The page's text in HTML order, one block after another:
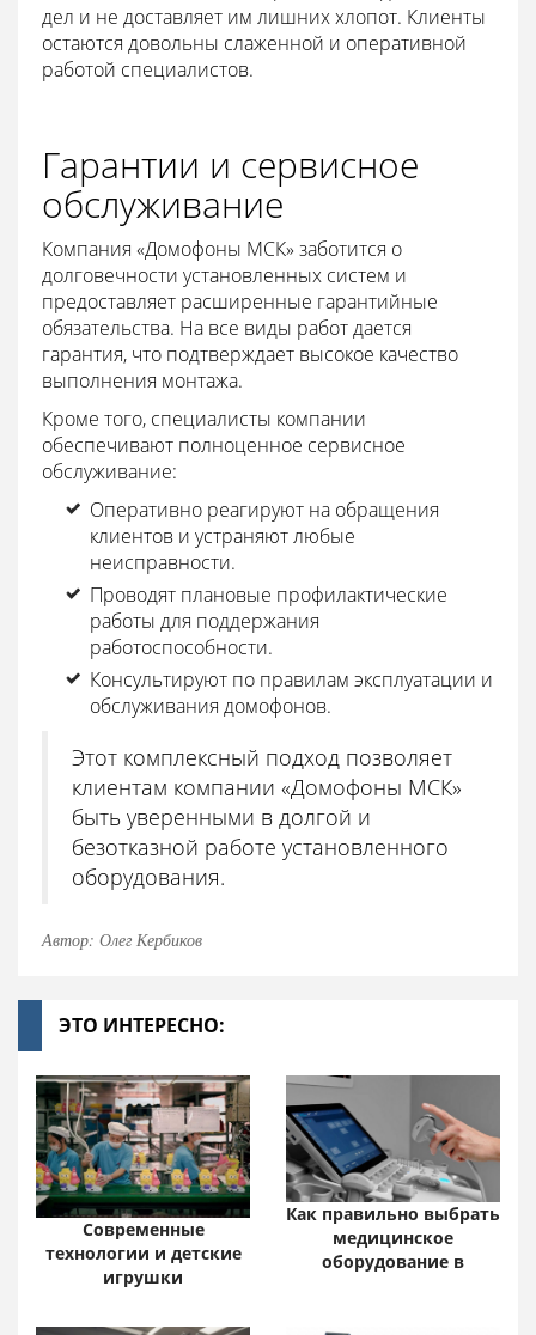
дел и не доставляет им лишних хлопот. Клиенты
остаются довольны слаженной и оперативной
работой специалистов.
Гарантии и сервисное
обслуживание
Компания «Домофоны МСК» заботится о
долговечности установленных систем и
предоставляет расширенные гарантийные
обязательства. На все виды работ дается
гарантия, что подтверждает высокое качество
выполнения монтажа.
Кроме того, специалисты компании
обеспечивают полноценное сервисное
обслуживание:
Оперативно реагируют на обращения
клиентов и устраняют любые
неисправности.
Проводят плановые профилактические
работы для поддержания
работоспособности.
Консультируют по правилам эксплуатации и
обслуживания домофонов.
Этот комплексный подход позволяет
клиентам компании «Домофоны МСК»
быть уверенными в долгой и
безотказной работе установленного
оборудования.
Автор: Олег Кербиков
ЭТО ИНТЕРЕСНО:
Современные
технологии и детские
игрушки
Как правильно выбрать
медицинское
оборудование в